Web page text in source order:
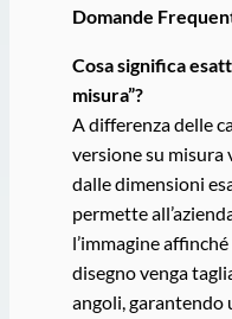
Domande
Cosa significa
misura”?
A differenza delle
versione su
dalle dimensioni
permette
l’immagine
disegno venga
angoli, garantendo